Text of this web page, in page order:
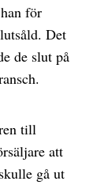
för
Det
de slut på
till
att
gå ut